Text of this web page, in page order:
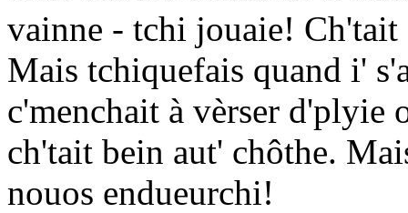
vainne - tchi jouaie!
Mais tchiquefais quand i'
c'menchait à vèrser d'plyie
ch'tait bein aut' chôthe.
nouos endueurchi!